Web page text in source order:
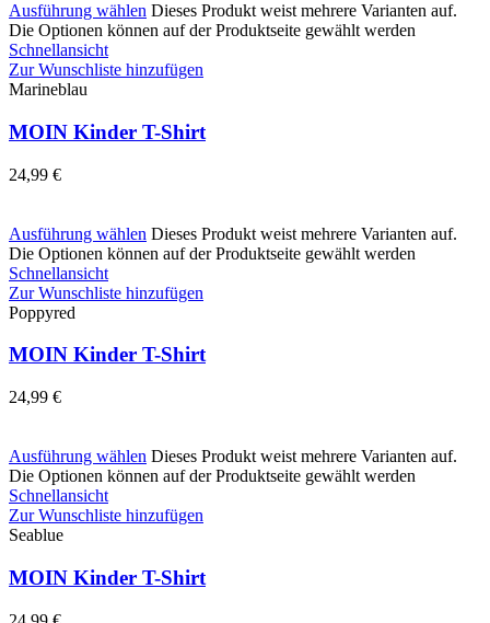
Ausführung wählen Dieses Produkt weist mehrere Varianten auf.
Die Optionen können auf der Produktseite gewählt werden
Schnellansicht
Zur Wunschliste hinzufügen
Marineblau
MOIN Kinder T-Shirt
24,99 €
Ausführung wählen Dieses Produkt weist mehrere Varianten auf.
Die Optionen können auf der Produktseite gewählt werden
Schnellansicht
Zur Wunschliste hinzufügen
Poppyred
MOIN Kinder T-Shirt
24,99 €
Ausführung wählen Dieses Produkt weist mehrere Varianten auf.
Die Optionen können auf der Produktseite gewählt werden
Schnellansicht
Zur Wunschliste hinzufügen
Seablue
MOIN Kinder T-Shirt